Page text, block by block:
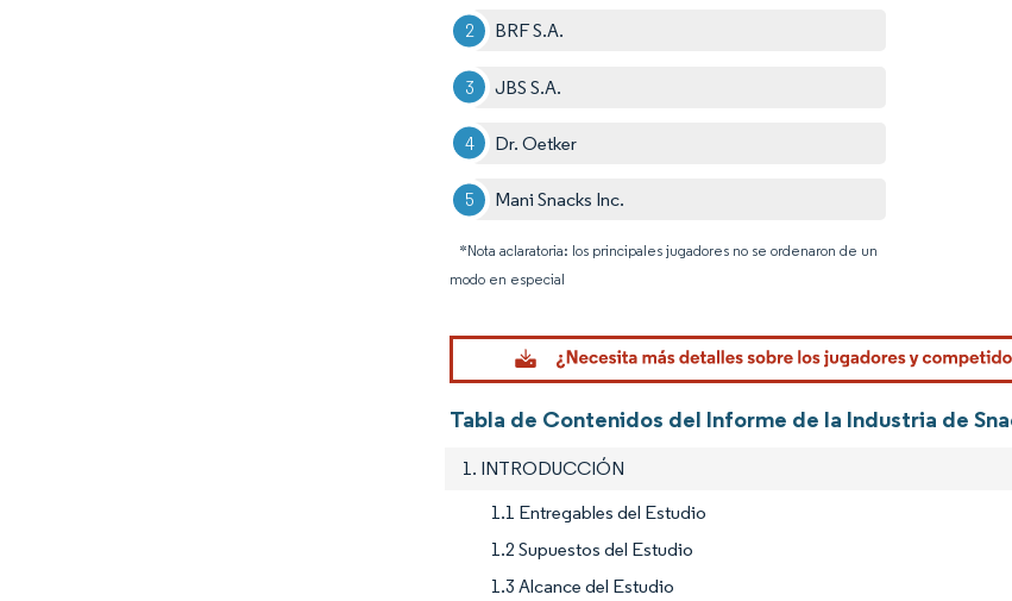
BRF S.A.
JBS S.A.
Dr. Oetker
Mani Snacks Inc.
*Nota aclaratoria: los principales jugadores no se ordenaron de un
modo en especial
Tabla de Contenidos del Informe de la Industria de
1. INTRODUCCIÓN
1.1 Entregables del Estudio
1.2 Supuestos del Estudio
1.3 Alcance del Estudio